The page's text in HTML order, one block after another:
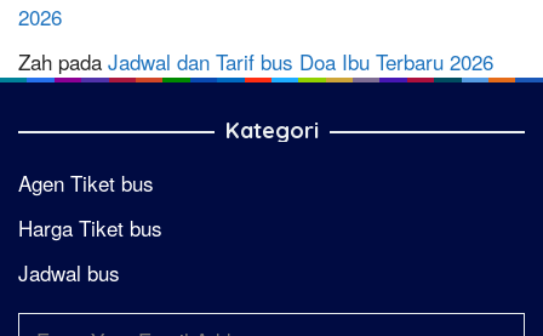
2026
Zah pada Jadwal dan Tarif bus Doa Ibu Terbaru 2026
Kategori
Agen Tiket bus
Harga Tiket bus
Jadwal bus